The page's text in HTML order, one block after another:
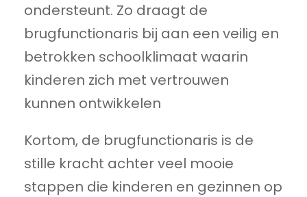
ondersteunt. Zo draagt de
brugfunctionaris bij aan een veilig en
betrokken schoolklimaat waarin
kinderen zich met vertrouwen
kunnen ontwikkelen
Kortom, de brugfunctionaris is de
stille kracht achter veel mooie
stappen die kinderen en gezinnen op